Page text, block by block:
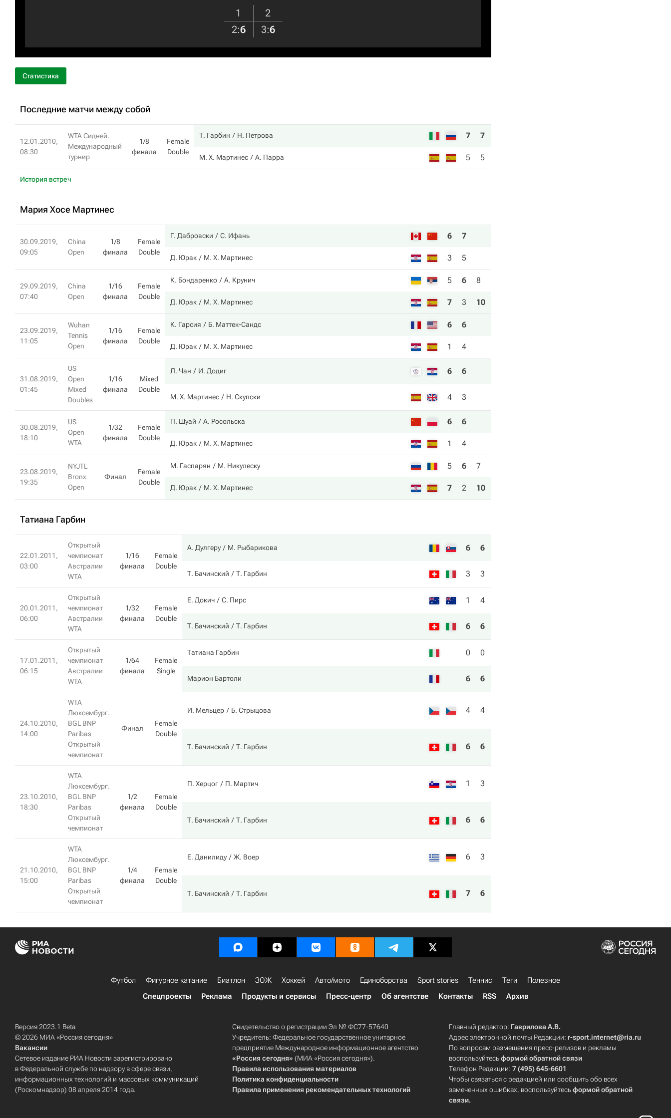
1
2
2:6 3:6
Статистика
Последние матчи между собой
12.01.2010,
08:30
WTA Сидней.
Международный
турнир
1/8
финала
Female
Double
Т. Гарбин Н. Петрова 7 7
М. Х. Мартинес А. Парра 5 5
История встреч
Мария Хосе Мартинес
30.09.2019,
09:05
China
Open
1/8
финала
Female
Double
Г. Дабровски С. Ифань 6 7
Д. Юрак М. Х. Мартинес 3 5
29.09.2019,
07:40
China
Open
1/16
финала
Female
Double
К. Бондаренко А. Крунич 5 6 8
Д. Юрак М. Х. Мартинес 7 3 10
23.09.2019,
11:05
Wuhan
Tennis
Open
1/16
финала
Female
Double
К. Гарсия Б. Маттек-Сандс 6 6
Д. Юрак М. Х. Мартинес 1 4
31.08.2019,
01:45
US
Open
Mixed
Doubles
1/16
финала
Mixed
Double
Л. Чан И. Додиг 6 6
М. Х. Мартинес Н. Скупски 4 3
30.08.2019,
18:10
US
Open
WTA
1/32
финала
Female
Double
П. Шуай А. Росольска 6 6
Д. Юрак М. Х. Мартинес 1 4
23.08.2019,
19:35
NYJTL
Bronx
Open
Финал
Female
Double
М. Гаспарян М. Никулеску 5 6 7
Д. Юрак М. Х. Мартинес 7 2 10
Татиана Гарбин
22.01.2011,
03:00
Открытый
чемпионат
Австралии
WTA
1/16
финала
Female
Double
А. Дулгеру М. Рыбарикова 6 6
Т. Бачинский Т. Гарбин 3 3
20.01.2011,
06:00
Открытый
чемпионат
Австралии
WTA
1/32
финала
Female
Double
Е. Докич С. Пирс 1 4
Т. Бачинский Т. Гарбин 6 6
17.01.2011,
06:15
Открытый
чемпионат
Австралии
WTA
1/64
финала
Female
Single
Татиана Гарбин 0 0
Марион Бартоли 6 6
24.10.2010,
14:00
WTA
Люксембург.
BGL BNP
Paribas
Открытый
чемпионат
Финал
Female
Double
И. Мельцер Б. Стрыцова 4 4
Т. Бачинский Т. Гарбин 6 6
23.10.2010,
18:30
WTA
Люксембург.
BGL BNP
Paribas
Открытый
чемпионат
1/2
финала
Female
Double
П. Херцог П. Мартич 1 3
Т. Бачинский Т. Гарбин 6 6
21.10.2010,
15:00
WTA
Люксембург.
BGL BNP
Paribas
Открытый
чемпионат
1/4
финала
Female
Double
Е. Данилиду Ж. Воер 6 3
Т. Бачинский Т. Гарбин 7 6
Футбол Фигурное катание Биатлон ЗОЖ Хоккей Авто/мото Единоборства Sport stories Теннис Теги
Полезное
Спецпроекты
Реклама Продукты и сервисы Пресс-центр Об агентстве Контакты RSS Архив
Версия 2023.1 Beta
© 2026 МИА «Россия сегодня»
Вакансии
Сетевое издание РИА Новости зарегистрировано
в Федеральной службе по надзору в сфере связи,
информационных технологий и массовых коммуникаций
(Роскомнадзор) 08 апреля 2014 года.
Свидетельство о регистрации Эл № ФС77-57640
Учредитель: Федеральное государственное унитарное
предприятие Международное информационное агентство
«Россия сегодня» (МИА «Россия сегодня»).
Правила использования материалов
Политика конфиденциальности
Правила применения рекомендательных технологий
Главный редактор: Гаврилова А.В.
Адрес электронной почты Редакции: r-sport.internet@ria.ru
По вопросам размещения пресс-релизов и рекламы
воспользуйтесьформой обратной связи
Телефон Редакции:7 (495) 645-6601
Чтобы связаться с редакцией или сообщить обо всех
замеченных ошибках, воспользуйтесьформой обратной
связи.